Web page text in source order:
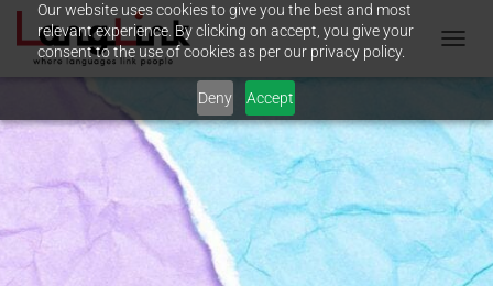
Our website uses cookies to give you the best and most
relevant experience. By clicking on accept, you give your
consent to the use of cookies as per our privacy policy.
Deny Accept
O
G
L
A